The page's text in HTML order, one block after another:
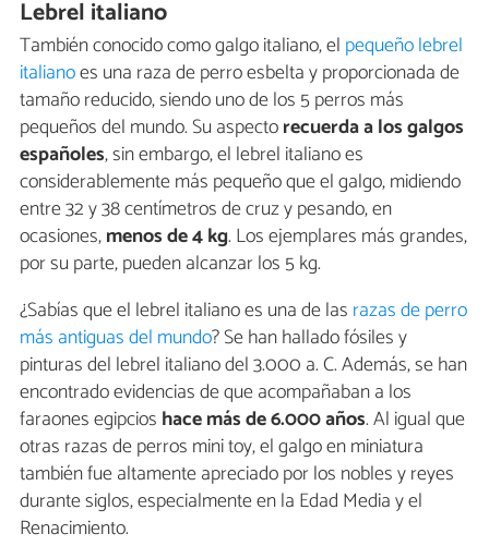
Lebrel italiano
También conocido como galgo italiano, el pequeño lebrel
italianoes una raza de perro esbelta y proporcionada de
tamaño reducido, siendo uno de los 5 perros más
pequeños del mundo. Su aspectorecuerda a los galgos
españoles, sin embargo, el lebrel italiano es
considerablemente más pequeño que el galgo, midiendo
entre 32 y 38 centímetros de cruz y pesando, en
ocasiones,menos de 4 kg. Los ejemplares más grandes,
por su parte, pueden alcanzar los 5 kg.
¿Sabías que el lebrel italiano es una de las razas de perro
más antiguas del mundo? Se han hallado fósiles y
pinturas del lebrel italiano del 3.000 a. C. Además, se han
encontrado evidencias de que acompañaban a los
faraones egipcios hace más de 6.000 años. Al igual que
otras razas de perros mini toy, el galgo en miniatura
también fue altamente apreciado por los nobles y reyes
durante siglos, especialmente en la Edad Media y el
Renacimiento.